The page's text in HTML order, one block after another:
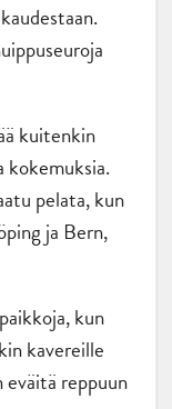
kuitenkin
kokemuksia.
pelata, kun
ja Bern,
kun
kavereille
eväitä reppuun